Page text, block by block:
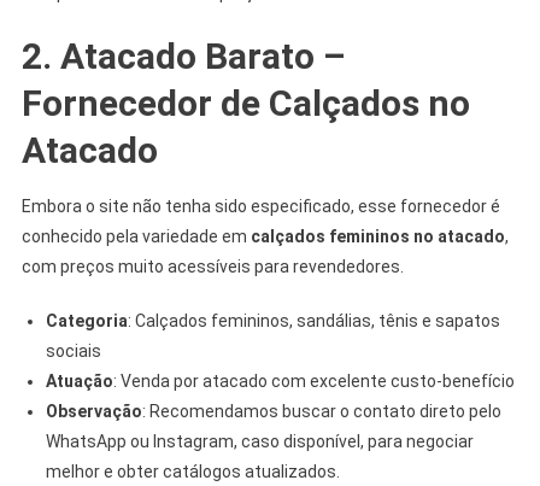
2. Atacado Barato –
Fornecedor de Calçados no
Atacado
Embora o site não tenha sido especificado, esse fornecedor é
conhecido pela variedade em calçados femininos no atacado,
com preços muito acessíveis para revendedores.
Categoria: Calçados femininos, sandálias, tênis e sapatos
sociais
Atuação: Venda por atacado com excelente custo-benefício
Observação: Recomendamos buscar o contato direto pelo
WhatsApp ou Instagram, caso disponível, para negociar
melhor e obter catálogos atualizados.